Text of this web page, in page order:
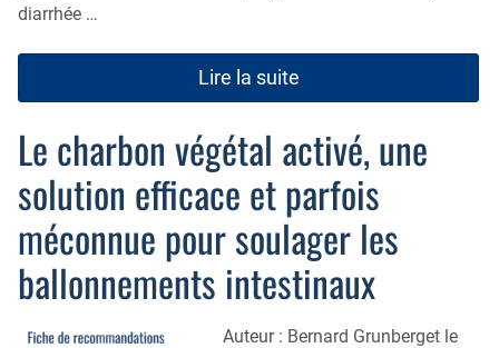
diarrhée …
Lire la suite
Le charbon végétal activé, une
solution efficace et parfois
méconnue pour soulager les
ballonnements intestinaux
Auteur : Bernard Grunberget le